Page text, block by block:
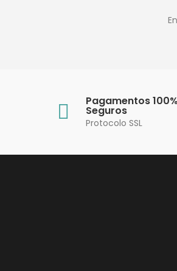
Pagamentos 100%
Seguros
Protocolo SSL